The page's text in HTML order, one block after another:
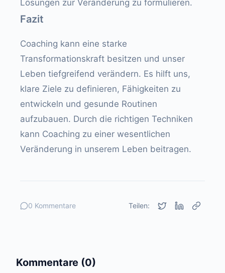
Lösungen zur Veränderung zu formulieren.
Fazit
Coaching kann eine starke
Transformationskraft besitzen und unser
Leben tiefgreifend verändern. Es hilft uns,
klare Ziele zu definieren, Fähigkeiten zu
entwickeln und gesunde Routinen
aufzubauen. Durch die richtigen Techniken
kann Coaching zu einer wesentlichen
Veränderung in unserem Leben beitragen.
0 Kommentare Teilen:
Kommentare (0)